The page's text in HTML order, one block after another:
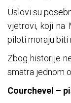
Uslovi su
vjetrovi, koji na
piloti moraju biti
Zbog historije
smatra jednom
Courchevel –